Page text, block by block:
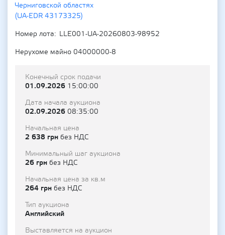
Черниговской областях
(UA-EDR 43173325)
Номер лота
LLE001-UA-20260803-98952
Нерухоме майно 04000000-8
Конечный срок подачи
01.09.2026 15:00:00
Дата начала аукциона
02.09.2026 08:35:00
Начальная цена
2 638 грн без НДС
Минимальный шаг аукциона
26 грн без НДС
Начальная цена за кв.м
264 грн без НДС
Тип аукциона
Английский
Выставляется на аукцион